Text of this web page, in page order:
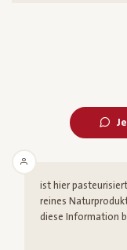
ist hier
reines
diese Information